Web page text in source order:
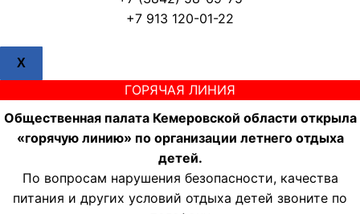
+7 913 120-01-22
X
ГОРЯЧАЯ ЛИНИЯ
Общественная палата Кемеровской области открыла
«горячую линию» по организации летнего отдыха
детей.
По вопросам нарушения безопасности, качества
питания и других условий отдыха детей звоните по